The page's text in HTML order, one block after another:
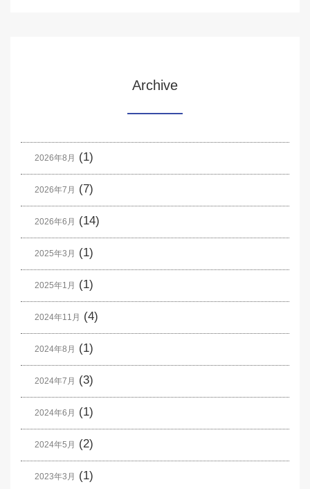
Archive
2026年8月 (1)
2026年7月 (7)
2026年6月 (14)
2025年3月 (1)
2025年1月 (1)
2024年11月 (4)
2024年8月 (1)
2024年7月 (3)
2024年6月 (1)
2024年5月 (2)
2023年3月 (1)